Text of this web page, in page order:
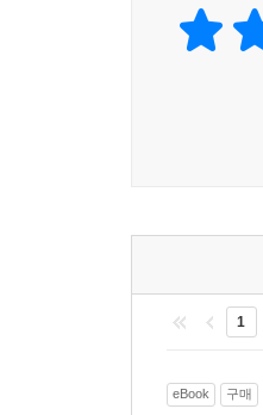
1
eBook 구매